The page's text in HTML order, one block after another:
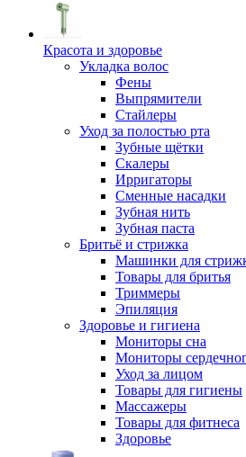
Красота и здоровье
Укладка волос
Фены
Выпрямители
Стайлеры
Уход за полостью рта
Зубные щётки
Скалеры
Ирригаторы
Сменные насадки
Зубная нить
Зубная паста
Бритьё и стрижка
Машинки для
Товары для бритья
Триммеры
Эпиляция
Здоровье и гигиена
Мониторы сна
Мониторы
Уход за лицом
Товары для гигиены
Массажеры
Товары для фитнеса
Здоровье